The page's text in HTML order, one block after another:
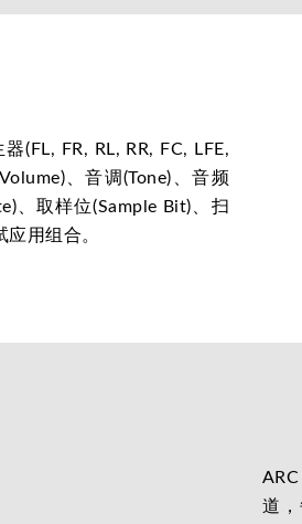
(FL, FR, RL, RR, FC, LFE,
、音调(Tone)、音频
、取样位(Sample Bit)、扫
用组合。
道